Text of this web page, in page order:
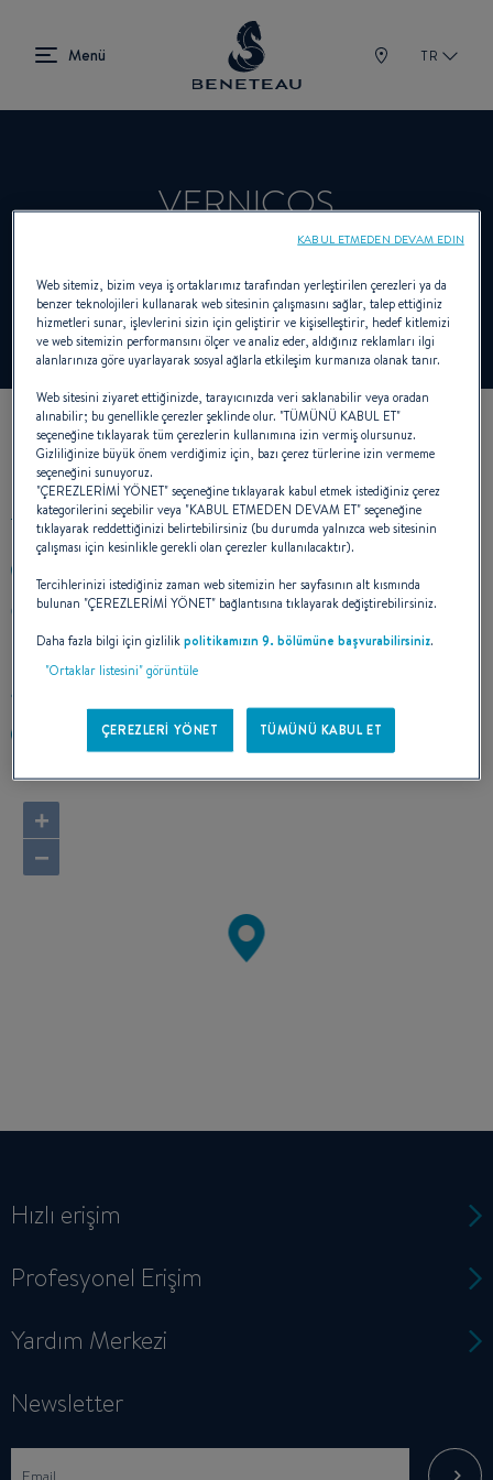
TR
VERNICOS
Satıcı Sailboats için BENETEAU
KOORDINATLARIMIZ
+30109896000
11, POSEIDONOS AVE.
17455 ALIMOS
https://vernicosyachts.com/
+
−
Hızlı erişim
Profesyonel Erişim
Yardım Merkezi
Newsletter
Web sitemiz, bizim veya iş ortaklarımız tarafından yerleştirilen çerezleri ya da
benzer teknolojileri kullanarak web sitesinin çalışmasını sağlar, talep ettiğiniz
hizmetleri sunar, işlevlerini sizin için geliştirir ve kişiselleştirir, hedef kitlemizi
ve web sitemizin performansını ölçer ve analiz eder, aldığınız reklamları ilgi
alanlarınıza göre uyarlayarak sosyal ağlarla etkileşim kurmanıza olanak tanır.
Web sitesini ziyaret ettiğinizde, tarayıcınızda veri saklanabilir veya oradan
alınabilir; bu genellikle çerezler şeklinde olur. "TÜMÜNÜ KABUL ET"
seçeneğine tıklayarak tüm çerezlerin kullanımına izin vermiş olursunuz.
Gizliliğinize büyük önem verdiğimiz için, bazı çerez türlerine izin vermeme
seçeneğini sunuyoruz.
"ÇEREZLERİMİ YÖNET" seçeneğine tıklayarak kabul etmek istediğiniz çerez
kategorilerini seçebilir veya "KABUL ETMEDEN DEVAM ET" seçeneğine
tıklayarak reddettiğinizi belirtebilirsiniz (bu durumda yalnızca web sitesinin
çalışması için kesinlikle gerekli olan çerezler kullanılacaktır).
Tercihlerinizi istediğiniz zaman web sitemizin her sayfasının alt kısmında
bulunan "ÇEREZLERİMİ YÖNET" bağlantısına tıklayarak değiştirebilirsiniz.
Daha fazla bilgi için gizlilikpolitikamızın 9. bölümüne başvurabilirsiniz.
"Ortaklar listesini" görüntüle
ÇEREZLERİ YÖNET TÜMÜNÜ KABUL ET
KABUL ETMEDEN DEVAM EDIN